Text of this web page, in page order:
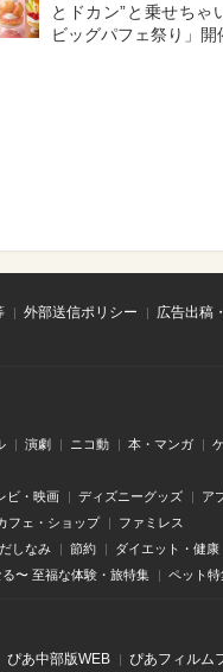
とドカン”と乗せち
ビッグパフェ祭り」開
外部送信ポリシー
広告出稿
演劇 ニコ動 本・マンガ
ビ・映画 ディズニーグッズ ア
フェ・ショップ ファミレス
しなみ 節約 ダイエット・健康
〜 至福な体験・旅特集 ペット特
ぴあ中部版WEB ぴあフィルム